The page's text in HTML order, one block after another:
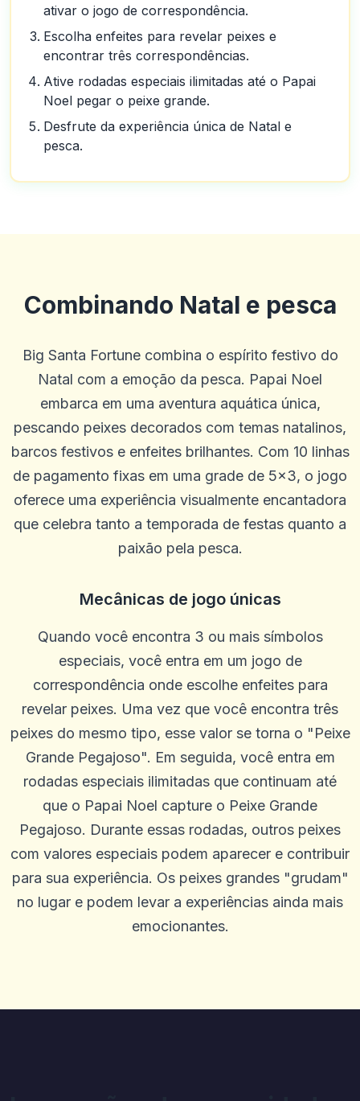
ativar o jogo de correspondência.
Escolha enfeites para revelar peixes e
encontrar três correspondências.
Ative rodadas especiais ilimitadas até o Papai
Noel pegar o peixe grande.
Desfrute da experiência única de Natal e
pesca.
Combinando Natal e pesca
Big Santa Fortune combina o espírito festivo do
Natal com a emoção da pesca. Papai Noel
embarca em uma aventura aquática única,
pescando peixes decorados com temas natalinos,
barcos festivos e enfeites brilhantes. Com 10 linhas
de pagamento fixas em uma grade de 5x3, o jogo
oferece uma experiência visualmente encantadora
que celebra tanto a temporada de festas quanto a
paixão pela pesca.
Mecânicas de jogo únicas
Quando você encontra 3 ou mais símbolos
especiais, você entra em um jogo de
correspondência onde escolhe enfeites para
revelar peixes. Uma vez que você encontra três
peixes do mesmo tipo, esse valor se torna o "Peixe
Grande Pegajoso". Em seguida, você entra em
rodadas especiais ilimitadas que continuam até
que o Papai Noel capture o Peixe Grande
Pegajoso. Durante essas rodadas, outros peixes
com valores especiais podem aparecer e contribuir
para sua experiência. Os peixes grandes "grudam"
no lugar e podem levar a experiências ainda mais
emocionantes.
Pierre Smith
2025-10-22 03:17:19
A grande experiência com atendimento ao cliente para qualquer
negócio ou assunto.
0 0
James Rieck
2025-10-15 07:14:12
Ótimo atendimento ao cliente ajudando com depósito criptográfico
H
2025-10-03 11:10:46
Eles trabalham bem com as pessoas
jogo